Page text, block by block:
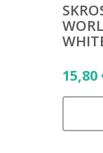
15,80